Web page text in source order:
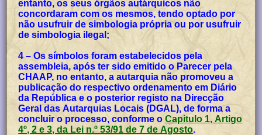
entanto, os seus órgãos autárquicos não
concordaram com os mesmos, tendo optado por
não usufruir de simbologia própria ou por usufruir
de simbologia ilegal;
4 – Os símbolos foram estabelecidos pela
assembleia, após ter sido emitido o Parecer pela
CHAAP, no entanto, a autarquia não promoveu a
publicação do respectivo ordenamento em Diário
da República e o posterior registo na Direcção
Geral das Autarquias Locais (DGAL), de forma a
concluir o processo, conforme oCapitulo 1, Artigo
4º, 2 e 3, da Lei n.º 53/91 de 7 de Agosto.